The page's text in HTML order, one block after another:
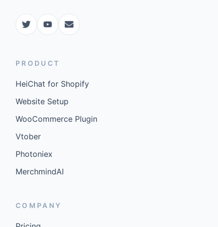
PRODUCT
HeiChat for Shopify
Website Setup
WooCommerce Plugin
Vtober
Photoniex
MerchmindAI
COMPANY